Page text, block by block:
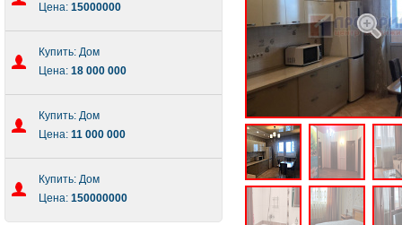
Цена: 15000000
Купить: Дом
Цена: 18 000 000
Купить: Дом
Цена: 11 000 000
Купить: Дом
Цена: 150000000